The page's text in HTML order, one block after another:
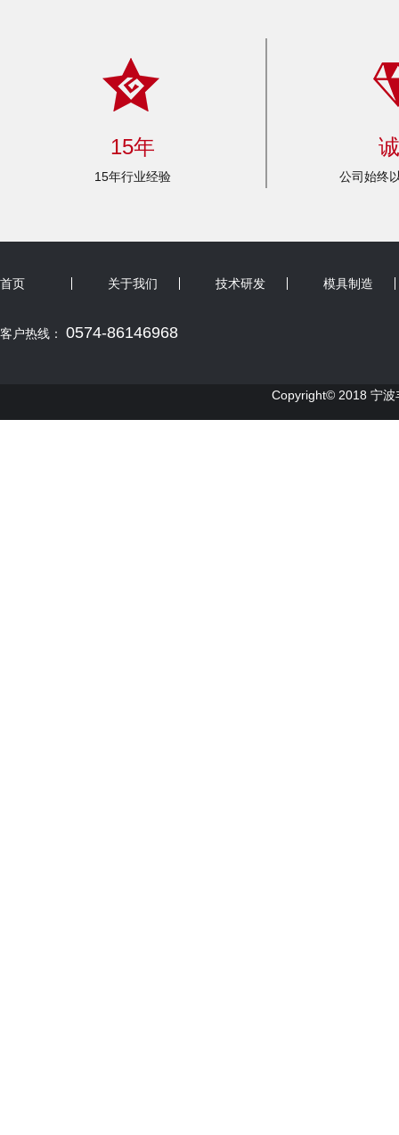
15年
15年行业经验 公司始终
首页 关于我们 技术研发 模具制造
客户热线： 0574-86146968
Copyright© 2018 宁波